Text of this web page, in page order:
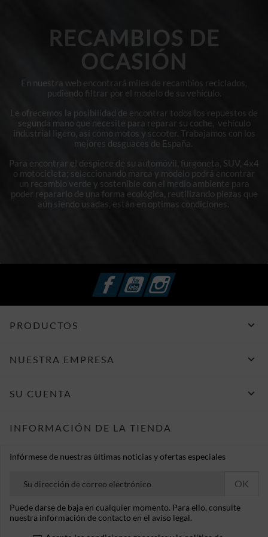
RECAMBIOS DE
OCASIÓN
En nuestra web encontrará miles de recambios reciclados,
pudiendo filtrar por el modelo de su vehículo.
Le ofrecemos la posibilidad de encontrar todos los repuestos de
segunda mano que necesite para reparar su coche, vehículo
industrial ligero, así como motos y scooter. Trabajamos con los
mejores desguaces de España.
Para encontrar el despiece de su automóvil, furgoneta, SUV, 4x4
o motocicleta; seleccionando marca y modelo podrá encontrar
un recambio verde y sostenible con el medio ambiente para
poder repararlo de una forma ecológica, reutilizando piezas que
aún siendo usadas, están en optimas condiciones.
FacebookYouTubeInstagram
PRODUCTOS 
NUESTRA EMPRESA 
SU CUENTA 
INFORMACIÓN DE LA TIENDA
Infórmese de nuestras últimas noticias y ofertas especiales
Puede darse de baja en cualquier momento. Para ello, consulte
nuestra información de contacto en el aviso legal.